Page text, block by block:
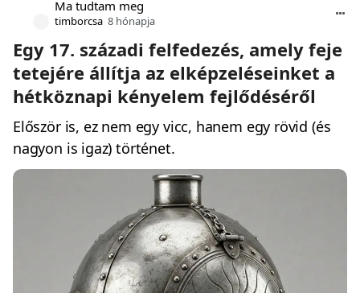
Ma tudtam meg
timborcsa 8 hónapja
Egy 17. századi felfedezés, amely feje
tetejére állítja az elképzeléseinket a
hétköznapi kényelem fejlődéséről
Először is, ez nem egy vicc, hanem egy rövid (és
nagyon is igaz) történet.